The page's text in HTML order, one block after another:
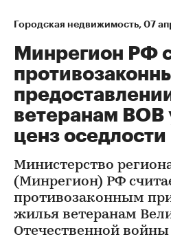
Городская недвижимость⁠, 07
Минрегион РФ
ветеранам ВОВ
ценз оседлости
Министерство
(Минрегион) РФ
противозаконным
жилья ветеранам
Отечественной